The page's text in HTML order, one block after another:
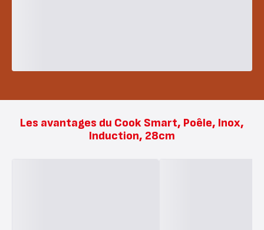
Les avantages du Cook Smart, Poêle, Inox,
Induction, 28cm